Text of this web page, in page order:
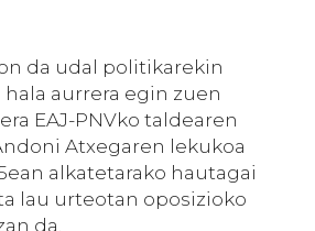
da udal politikarekin
aurrera egin zuen
EAJ-PNVko taldearen
Atxegaren lekukoa
alkatetarako hautagai
lau urteotan oposizioko
da.